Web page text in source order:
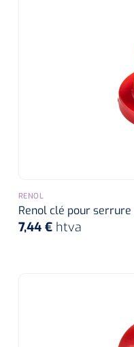
RENOL
Renol clé pour serrure
7,44 € htva